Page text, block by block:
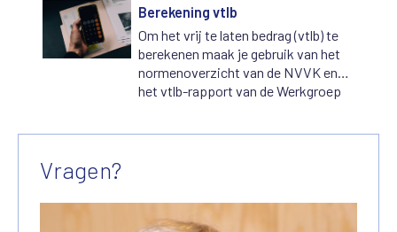
daarvan kan je meetellen bij de
afloscapaciteit? Om ervoor te
zorgen dat hulpvragers (ongeacht
hun woonplaats) hierin gelijk
behandeld worden, heeft de NVVK in
een notitie beschreven hoe de
Berekening vtlb
Om het vrij te laten bedrag (vtlb) te
berekenen maak je gebruik van het
normenoverzicht van de NVVK en
het vtlb-rapport van de Werkgroep
Vragen?